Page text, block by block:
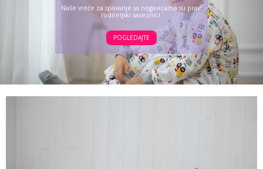
Naše vreće za spavanje sa nogavicama su pravi
roditeljski saveznici.
POGLEDAJTE